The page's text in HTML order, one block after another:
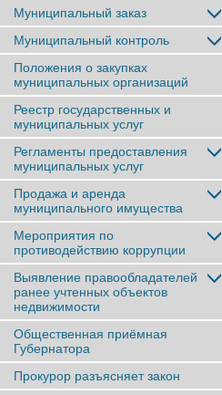
Муниципальный заказ
Муниципальный контроль
Положения о закупках
муниципальных организаций
Реестр государственных и
муниципальных услуг
Регламенты предоставления
муниципальных услуг
Продажа и аренда
муниципального имущества
Мероприятия по
противодействию коррупции
Выявление правообладателей
ранее учтенныx объектов
недвижимости
Общественная приёмная
Губернатора
Прокурор разъясняет закон